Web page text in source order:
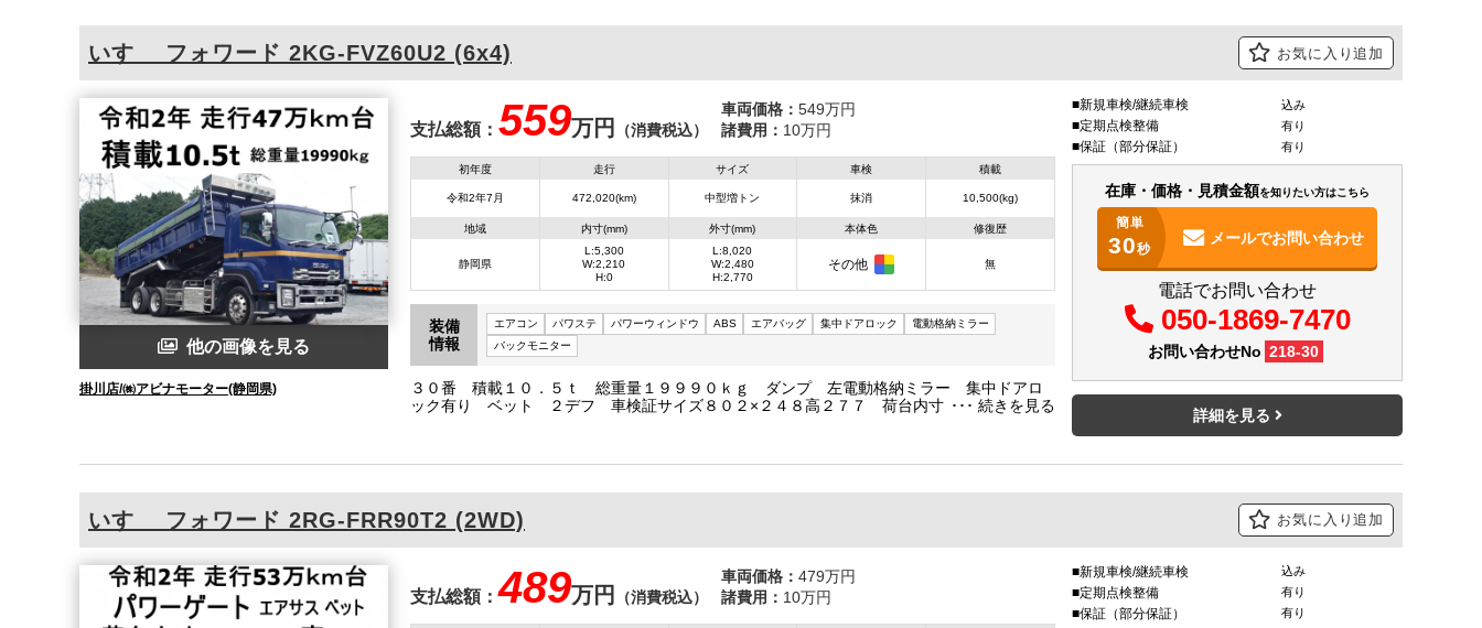
いすゞ フォワード 2KG-FVZ60U2 (6x4) お気に入り追加
他の画像を見る
掛川店/㈱アビナモーター(静岡県)
支払総額： 559万円 （消費税込）
車両価格： 549万円
諸費用： 10万円
初年度
令和2年7月
走行
472,020(km)
サイズ
中型増トン
車検
抹消
積載
10,500(kg)
地域
静岡県
内寸(mm)
L:5,300
W:2,210
H:0
外寸(mm)
L:8,020
W:2,480
H:2,770
本体色
その他
修復歴
無
装備
情報
エアコン パワステ パワーウィンドウ ABS エアバッグ 集中ドアロック
電動格納ミラー
バックモニター
３０番 積載１０．５ｔ 総重量１９９９０ｋｇ ダンプ 左電動格納ミラー 集中ドアロ
ック有り ベット ２デフ 車検証サイズ８０２×２４８高２７７ 荷台内寸５３０×２２１
新規車検/継続車検 込み
定期点検整備 有り
保証（部分保証） 有り
在庫・価格・見積金額を知りたい方はこちら
簡単
30秒
メールでお問い合わせ
電話でお問い合わせ
050-1869-7470
お問い合わせNo 218-30
詳細を見る
いすゞ フォワード 2RG-FRR90T2 (2WD) お気に入り追加
支払総額：489万円 （消費税込）
車両価格： 479万円
諸費用： 10万円
新規車検/継続車検 込み
定期点検整備 有り
保証（部分保証） 有り